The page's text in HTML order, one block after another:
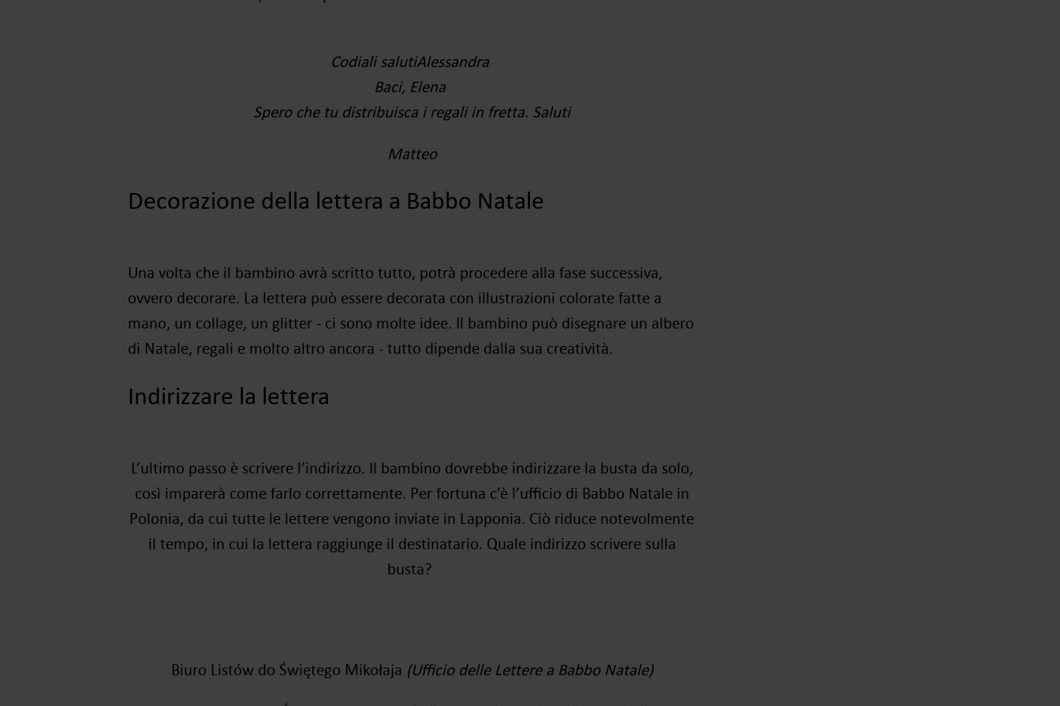
Codiali salutiAlessandra
Baci, Elena
Spero che tu distribuisca i regali in fretta. Saluti
Matteo
Decorazione della lettera a Babbo Natale
Una volta che il bambino avrà scritto tutto, potrà procedere alla fase successiva,
ovvero decorare. La lettera può essere decorata con illustrazioni colorate fatte a
mano, un collage, un glitter ‒ ci sono molte idee. Il bambino può disegnare un albero
di Natale, regali e molto altro ancora - tutto dipende dalla sua creatività.
Indirizzare la lettera
L’ultimo passo è scrivere l’indirizzo. Il bambino dovrebbe indirizzare la busta da solo,
così imparerà come farlo correttamente. Per fortuna c’è l’ufficio di Babbo Natale in
Polonia, da cui tutte le lettere vengono inviate in Lapponia. Ciò riduce notevolmente
il tempo, in cui la lettera raggiunge il destinatario. Quale indirizzo scrivere sulla
busta?
Biuro Listów do Świętego Mikołaja (Ufficio delle Lettere a Babbo Natale)